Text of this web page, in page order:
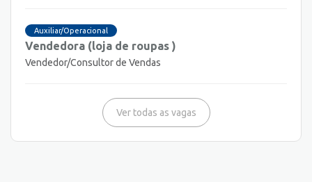
Auxiliar/Operacional
Vendedora (loja de roupas )
Vendedor/Consultor de Vendas
Ver todas as vagas